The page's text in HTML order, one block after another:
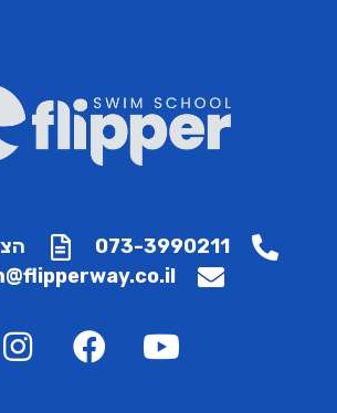
073-3990211